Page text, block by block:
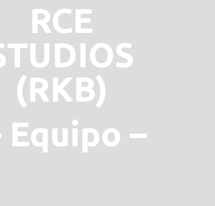
RCE
(RKB)
Equipo –